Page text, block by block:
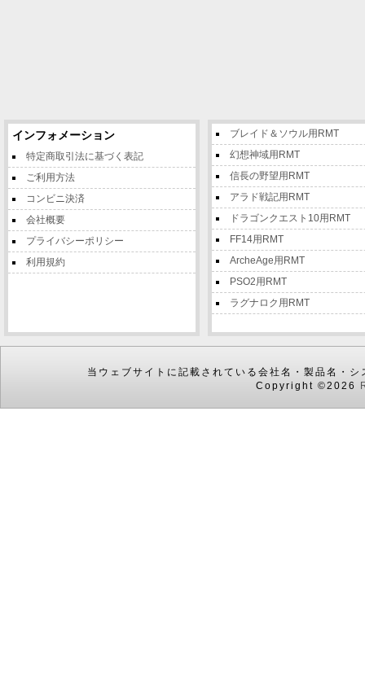
インフォメーション
特定商取引法に基づく表記
ご利用方法
コンビニ決済
会社概要
プライバシーポリシー
利用規約
ブレイド＆ソウル用RMT
幻想神域用RMT
信長の野望用RMT
アラド戦記用RMT
ドラゴンクエスト10用RMT
FF14用RMT
ArcheAge用RMT
PSO2用RMT
ラグナロク用RMT
当ウェブサイトに記載されている会社名・製品名・
Copyright ©2026